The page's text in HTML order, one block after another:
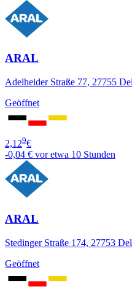
ARAL
Adelheider Straße 77, 27755
Geöffnet
2,129€
-0,04 € vor etwa 10 Stunden
ARAL
Stedinger Straße 174, 27753
Geöffnet